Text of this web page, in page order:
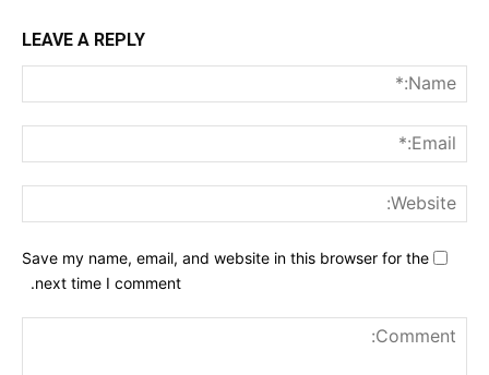
LEAVE A REPLY
Save my name, email, and website in this browser for the
next time I comment.